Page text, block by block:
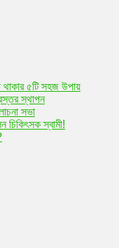
থাকার ৫টি সহজ উপায়
স্থাপন
সভা
চিকিৎসক স্বামী!